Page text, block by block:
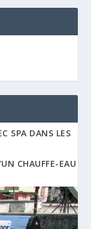
SPA DANS LES
CHAUFFE-EAU